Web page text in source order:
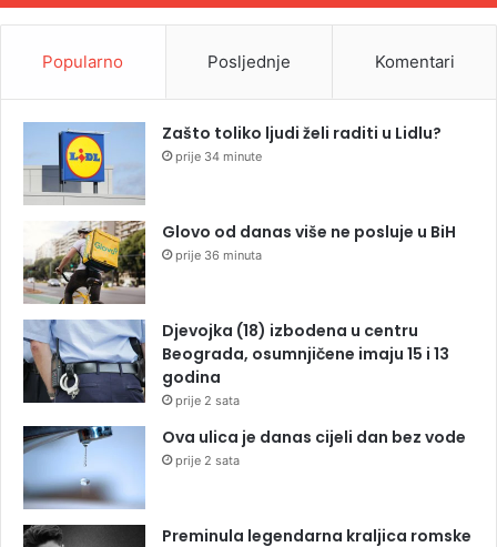
Popularno Posljednje Komentari
Zašto toliko ljudi želi raditi u Lidlu?
prije 34 minute
Glovo od danas više ne posluje u BiH
prije 36 minuta
Djevojka (18) izbodena u centru
Beograda, osumnjičene imaju 15 i 13
godina
prije 2 sata
Ova ulica je danas cijeli dan bez vode
prije 2 sata
Preminula legendarna kraljica romske